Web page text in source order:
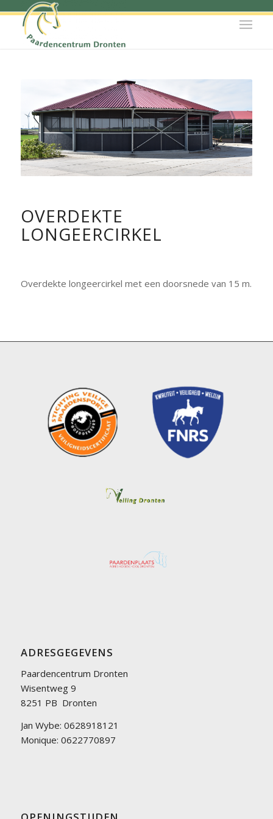
OVERDEKTE
LONGEERCIRKEL
Overdekte longeercirkel met een doorsnede van 15 m.
ADRESGEGEVENS
Paardencentrum Dronten
Wisentweg 9
8251 PB Dronten
Jan Wybe: 0628918121
Monique: 0622770897